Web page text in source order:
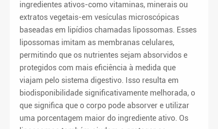
ingredientes ativos-como vitaminas, minerais ou
extratos vegetais-em vesículas microscópicas
baseadas em lipídios chamadas lipossomas. Esses
lipossomas imitam as membranas celulares,
permitindo que os nutrientes sejam absorvidos e
protegidos com mais eficiência à medida que
viajam pelo sistema digestivo. Isso resulta em
biodisponibilidade significativamente melhorada, o
que significa que o corpo pode absorver e utilizar
uma porcentagem maior do ingrediente ativo. Os